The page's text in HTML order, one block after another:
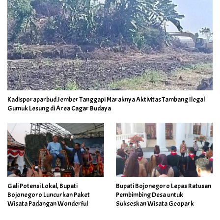
Kadisporaparbud Jember Tanggapi Maraknya Aktivitas Tambang Ilegal
Gumuk Lesung di Area Cagar Budaya
Gali Potensi Lokal, Bupati
Bojonegoro Luncurkan Paket
Wisata Padangan Wonderful
Bupati Bojonegoro Lepas Ratusan
Pembimbing Desa untuk
Sukseskan Wisata Geopark